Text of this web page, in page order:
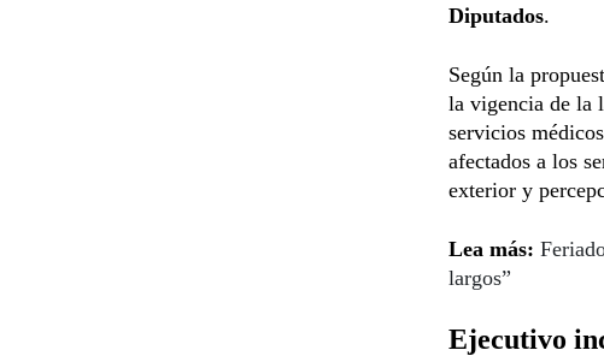
Diputados.
Según la
la vigencia de la
servicios
afectados a los
exterior y
Lea más:
largos”
Ejecutivo